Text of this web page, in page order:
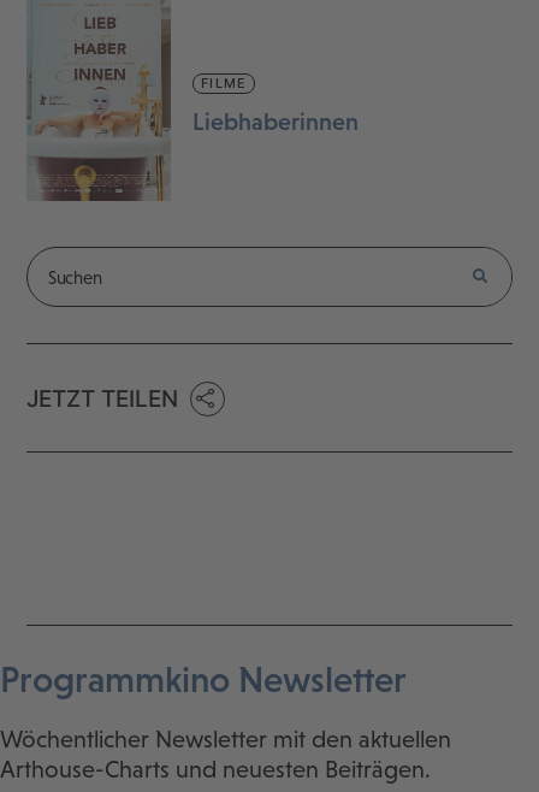
FILME
Liebhaberinnen
JETZT TEILEN
Programmkino Newsletter
Wöchentlicher Newsletter mit den aktuellen
Arthouse-Charts und neuesten Beiträgen.